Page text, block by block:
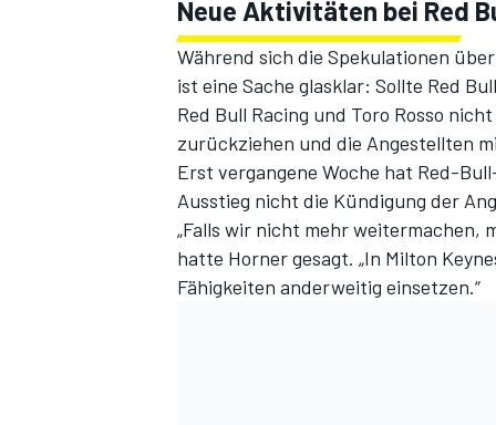
Neue Aktivitäten bei Red
Während sich die Spekulationen
ist eine Sache glasklar: Sollte Red
Red Bull Racing und Toro Rosso
zurückziehen und die Angestellten
Erst vergangene Woche hat Red-
Ausstieg nicht die Kündigung der
„Falls wir nicht mehr weitermachen,
hatte Horner gesagt. „In Milton
Fähigkeiten anderweitig einsetzen.“